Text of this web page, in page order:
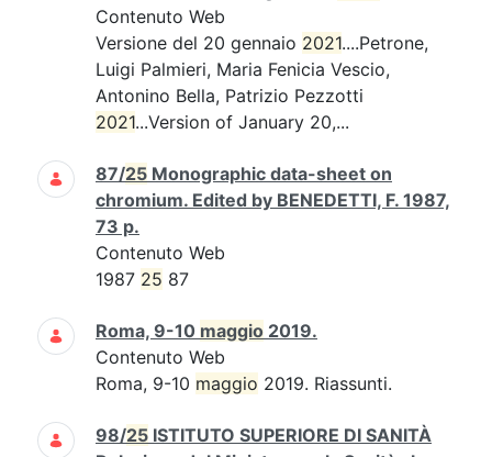
Contenuto Web
Versione del 20 gennaio 2021....Petrone,
Luigi Palmieri, Maria Fenicia Vescio,
Antonino Bella, Patrizio Pezzotti
2021...Version of January 20,...
87/25 Monographic data-sheet on
chromium. Edited by BENEDETTI, F. 1987,
73 p.
Contenuto Web
1987 25 87
Roma, 9-10 maggio 2019.
Contenuto Web
Roma, 9-10 maggio 2019. Riassunti.
98/25 ISTITUTO SUPERIORE DI SANITÀ